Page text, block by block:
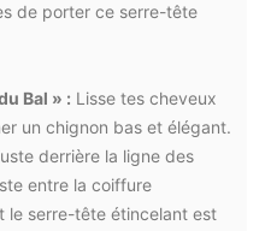
de porter ce serre-tête
Bal » : Lisse tes cheveux
un chignon bas et élégant.
derrière la ligne des
entre la coiffure
le serre-tête étincelant est